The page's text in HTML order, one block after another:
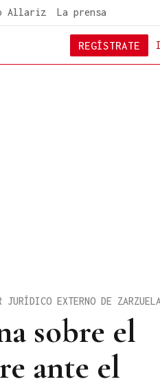
Allariz La prensa
REGÍSTRATE
sobre el
ante el
JURÍDICO EXTERNO DE